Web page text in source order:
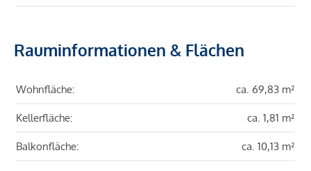
Rauminformationen & Flächen
Wohnfläche: ca. 69,83 m²
Kellerfläche: ca. 1,81 m²
Balkonfläche: ca. 10,13 m²